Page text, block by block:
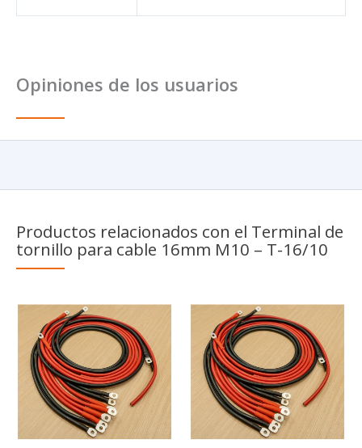
Opiniones de los usuarios
Productos relacionados con el Terminal de
tornillo para cable 16mm M10 – T-16/10